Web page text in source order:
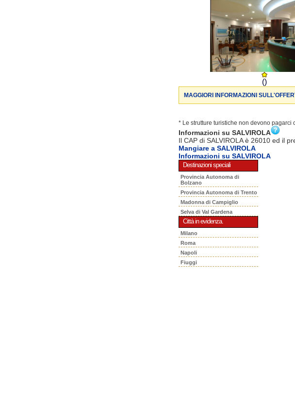
()
MAGGIORI INFORMAZIONI
* Le strutture turistiche non devono pagarci
Informazioni su SALVIROLA
Il CAP di SALVIROLA è 26010 ed il
Mangiare a SALVIROLA
Informazioni su SALVIROLA
Destinazioni speciali
Provincia Autonoma di
Bolzano
Provincia Autonoma di Trento
Madonna di Campiglio
Selva di Val Gardena
Città in evidenza.
Milano
Roma
Napoli
Fiuggi